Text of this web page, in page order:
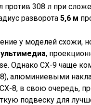
против 308 л при
разворота 5,6 м
у моделей схожи,
,
Однако CX-9 чаще
алюминиевыми
8, в свою очередь,
подвеску для